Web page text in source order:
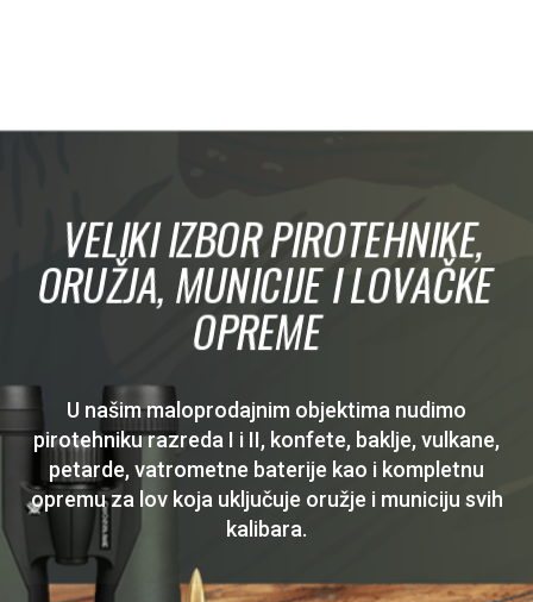
VELIKI IZBOR PIROTEHNIKE,
ORUŽJA, MUNICIJE I LOVAČKE
OPREME
U našim maloprodajnim objektima nudimo
pirotehniku razreda I i II, konfete, baklje, vulkane,
petarde, vatrometne baterije kao i kompletnu
opremu za lov koja uključuje oružje i municiju svih
kalibara.